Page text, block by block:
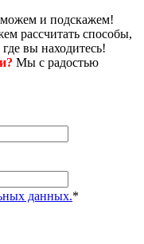
и подскажем!
рассчитать способы,
вы находитесь!
Мы с радостью
данных.*